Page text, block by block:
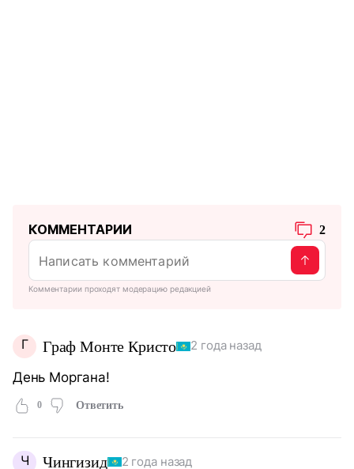
КОММЕНТАРИИ 2
Комментарии проходят модерацию редакцией
Г Граф Монте Кристо 2 года назад
День Моргана!
0 Ответить
Ч Чингизид 2 года назад